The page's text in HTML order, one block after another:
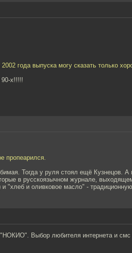
года выпуска могу сказать только
х!!!!!
пропеарился.
Тогда у руля стоял ещё Кузнецов.
в русскоязычном журнале,
и "хлеб и оливковое масло" -
Выбор любителя интернета и смс